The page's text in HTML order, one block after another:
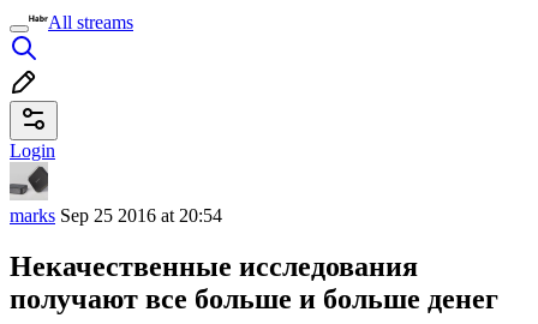
All streams
Login
marks Sep 25 2016 at 20:54
Некачественные исследования
получают все больше и больше денег